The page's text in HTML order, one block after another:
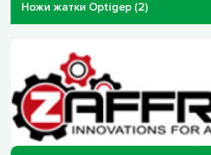
Ножи жатки Optigep (2)